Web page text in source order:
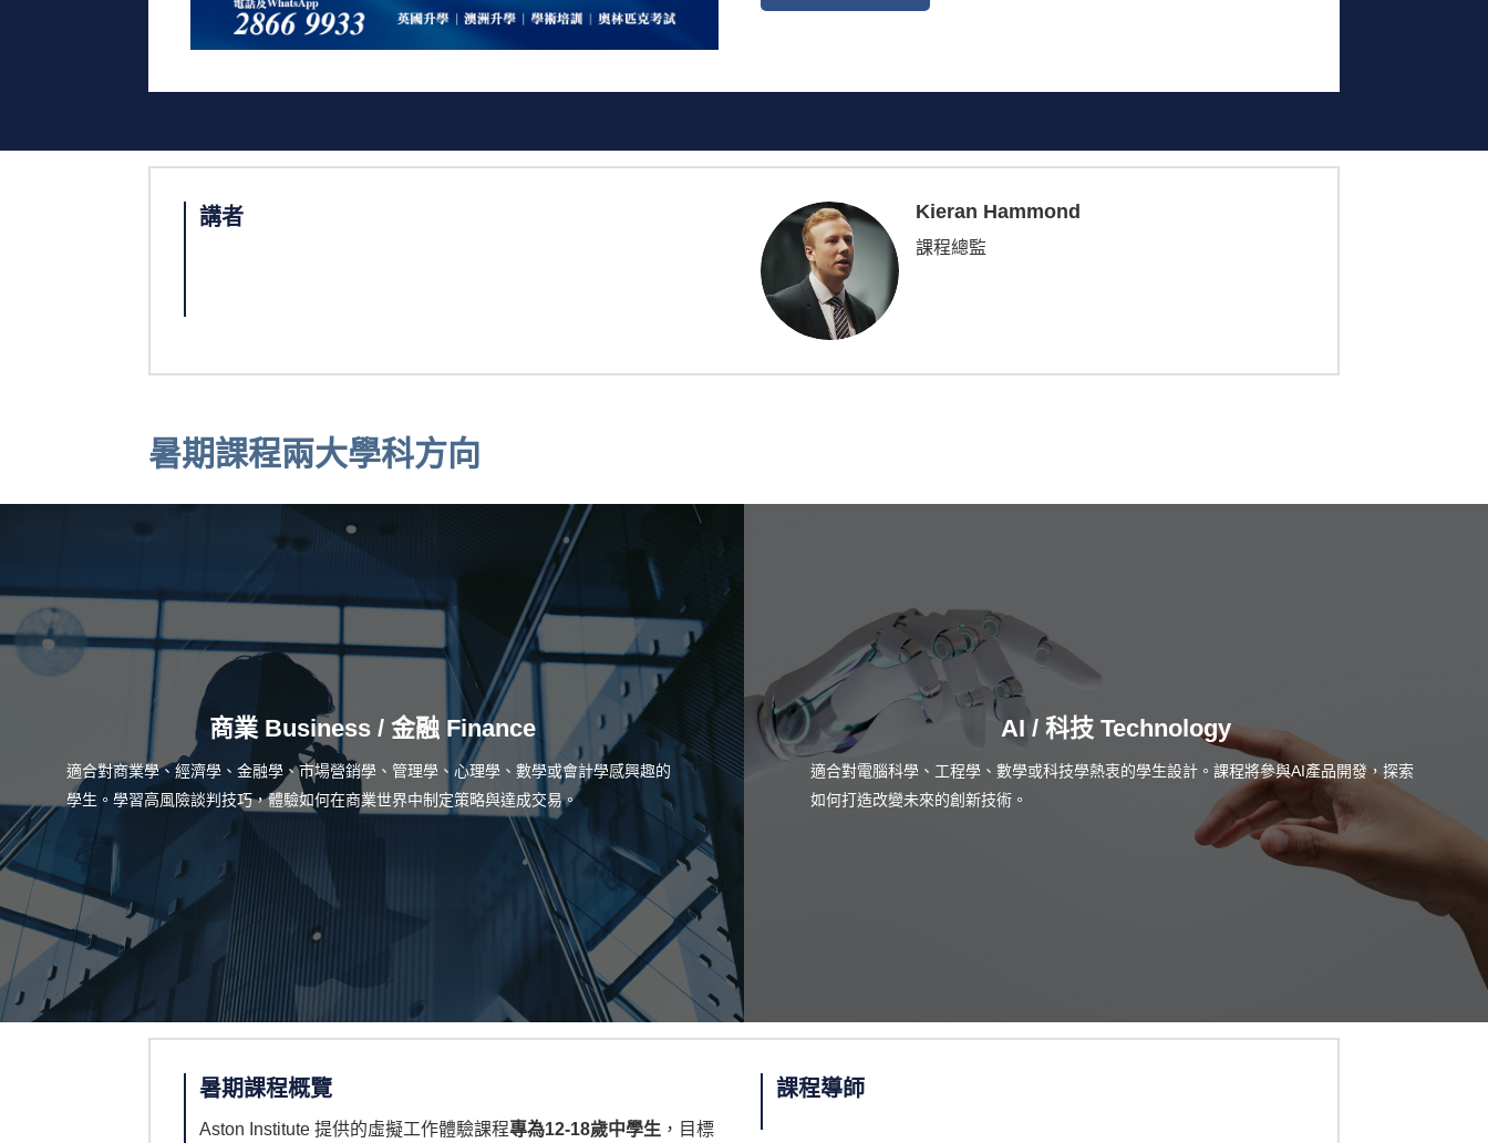
講者 Kieran Hammond
課程總監
暑期課程兩大學科方向
商業 Business / 金融 Finance
適合對商業學、經濟學、金融學、市場營銷學、管理學、心理學、數學或會計學感興趣的
學生。學習高風險談判技巧，體驗如何在商業世界中制定策略與達成交易。
AI / 科技 Technology
適合對電腦科學、工程學、數學或科技學熱衷的學生設計。課程將參與AI產品開發，探索
如何打造改變未來的創新技術。
暑期課程概覽
Aston Institute 提供的虛擬工作體驗課程專為12-18歲中學生 ，目標
課程導師